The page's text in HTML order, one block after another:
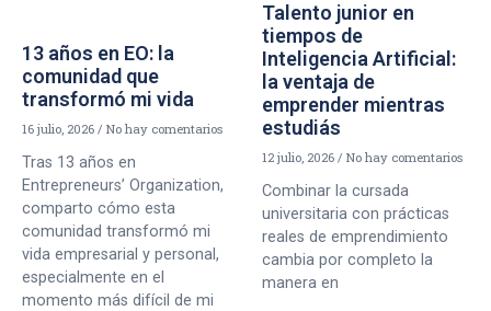
13 años en EO: la
comunidad que
transformó mi vida
16 julio, 2026 No hay comentarios
Tras 13 años en
Entrepreneurs’ Organization,
comparto cómo esta
comunidad transformó mi
vida empresarial y personal,
especialmente en el
momento más difícil de mi
Talento junior en
tiempos de
Inteligencia Artificial:
la ventaja de
emprender mientras
estudiás
12 julio, 2026 No hay comentarios
Combinar la cursada
universitaria con prácticas
reales de emprendimiento
cambia por completo la
manera en